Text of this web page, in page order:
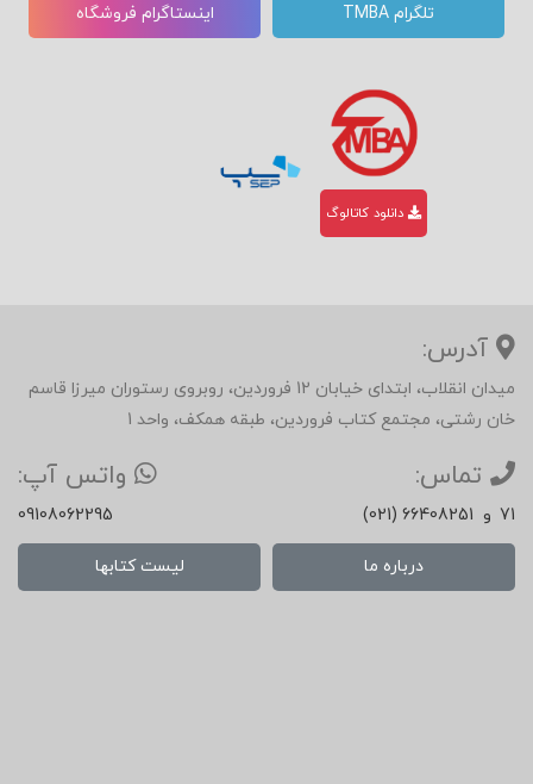
تلگرام TMBA اینستاگرام فروشگاه
دانلود کاتالوگ
آدرس:
میدان انقلاب، ابتدای خیابان 12 فروردین، روبروی رستوران میرزا قاسم
خان رشتی، مجتمع کتاب فروردین، طبقه همکف، واحد 1
تماس:
(021) 66408251 و 71
واتس آپ:
09108062295
درباره ما لیست کتابها